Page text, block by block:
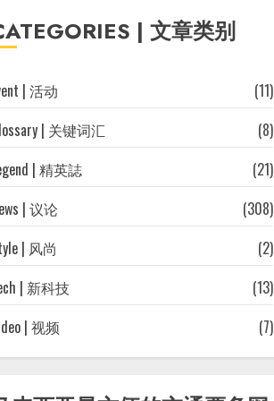
| 文章类别
| 活动
(11)
| 关键词汇
(8)
| 精英誌
(21)
| 议论
(308)
| 风尚
(2)
| 新科技
(13)
| 视频
(7)